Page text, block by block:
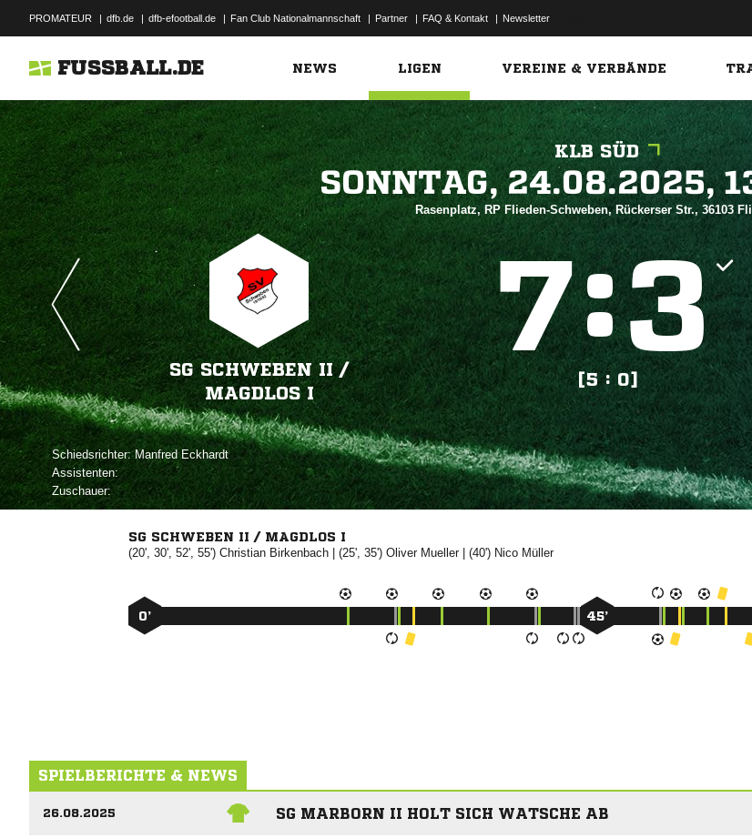
PROMATEUR | dfb.de | dfb-efootball.de | Fan Club Nationalmannschaft | Partner | FAQ & Kontakt | Newsletter
FUSSBALL.DE NEWS LIGEN VEREINE & VERBÄNDE
KLB SÜD
 
Rasenplatz, RP Flieden-Schweben, Rückerser Str., 36103
SG SCHWEBEN II /​
MAGDLOS I
:
[5 : 0]
Schiedsrichter: 
Assistenten:
Zuschauer:
SG SCHWEBEN II / MAGDLOS I
(20', 30', 52', 55') | (25', 35') | (40') 
0’ 45’
SPIELBERICHTE & NEWS
26.08.2025 SG MARBORN II HOLT SICH WATSCHE AB